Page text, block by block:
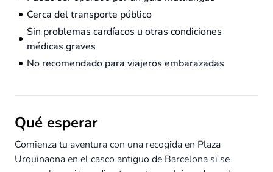
Cerca del transporte público
Sin problemas cardíacos u otras condiciones
médicas graves
No recomendado para viajeros embarazadas
Qué esperar
Comienza tu aventura con una recogida en Plaza
Urquinaona en el casco antiguo de Barcelona si se